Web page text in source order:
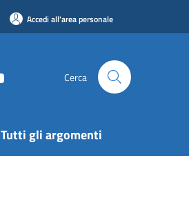
Accedi all'area personale
Cerca
Tutti gli argomenti